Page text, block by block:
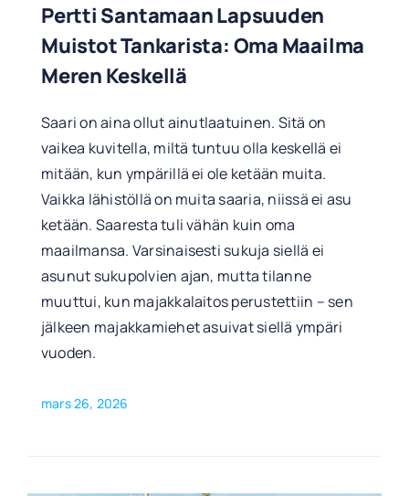
Pertti Santamaan Lapsuuden
Muistot Tankarista: Oma Maailma
Meren Keskellä
Saari on aina ollut ainutlaatuinen. Sitä on
vaikea kuvitella, miltä tuntuu olla keskellä ei
mitään, kun ympärillä ei ole ketään muita.
Vaikka lähistöllä on muita saaria, niissä ei asu
ketään. Saaresta tuli vähän kuin oma
maailmansa. Varsinaisesti sukuja siellä ei
asunut sukupolvien ajan, mutta tilanne
muuttui, kun majakkalaitos perustettiin – sen
jälkeen majakkamiehet asuivat siellä ympäri
vuoden.
mars 26, 2026